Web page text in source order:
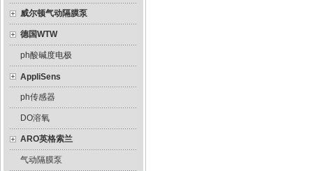
威尔顿气动隔膜泵
德国WTW
ph酸碱度电极
AppliSens
ph传感器
DO溶氧
ARO英格索兰
气动隔膜泵